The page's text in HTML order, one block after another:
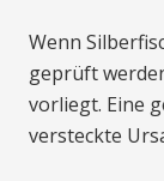
Wenn
geprüft
vorliegt. Eine
versteckte